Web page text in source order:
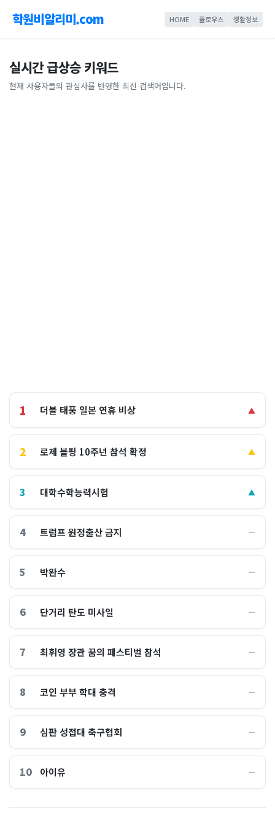
학원비알리미.com HOME 플로우스 생활정보
실시간 급상승 키워드
현재 사용자들의 관심사를 반영한 최신 검색어입니다.
1 더블 태풍 일본 연휴 비상 ▲
2 로제 블핑 10주년 참석 확정 ▲
3 대학수학능력시험 ▲
4 트럼프 원정출산 금지 ―
5 박완수 ―
6 단거리 탄도 미사일 ―
7 최휘영 장관 꿈의 페스티벌 참석 ―
8 코인 부부 학대 충격 ―
9 심판 성접대 축구협회 ―
10 아이유 ―